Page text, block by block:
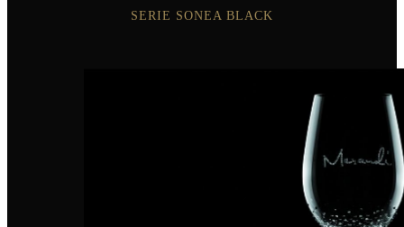
SERIE SONEA BLACK